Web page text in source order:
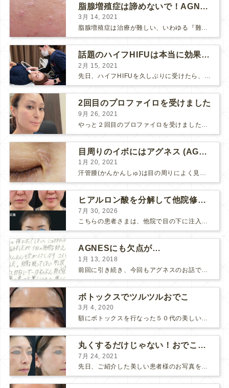
脂腺増殖症は諦めないで！AGNESアグネス治療でツルツル肌に！
3月 14, 2021
脂腺増殖症は治療が難しい、いわゆる『難治性イボ』です。 脂腺増殖症でググると、治療法として液体窒素、メスやパンチングによる外科的切除、炭酸ガスレーザーなどが出て来ますが、実際のところ、液体窒...
話題のハイフHIFUは本当に効果があるのか？
2月 15, 2021
先日、ハイフHIFUを久しぶりに受けたら、顔の調子がとても良い感じです♪ 私はハイフHIFU後はいつも３日位、人には気付かれない程度に軽く腫れて、その後、グングンと顔が引き締まります。 ...
2回目のプロファイロを受けました
9月 26, 2021
目周りのイボにはアグネス (AGNES）が効く！（ほぼ）ノーダウンタイムのイボ治療
1月 20, 2021
汗管腫(かんかんしゅ)は目の周りによく見られるいぼです。 以前は炭酸ガスレーザーでイボ組織を削って（蒸散とかアブレーションと言います）治療していました。 汗管腫は治療しても再発しやすい難治...
ヒアルロン酸を分解して他院修正（目の下のチンダル現象とその補正）
7月 30, 2026
こちらの患者さまは、他院で目の下に注入したヒアルロン酸がチンダル現象を起こしていたため、 ヒアルロン酸を分解する薬（ヒアルロニダーゼ）で分解してから 改めてヒアルロン酸を入れ直しました。 ...
AGNESにも欠点が…
1月 13, 2018
ボトックスでツルツルおでこ
3月 4, 2020
額にボトックスを行なった５０代の美しい女性です。 エイジングとともに横ジワが目立つようになって、 キメが乱れてツヤが無くなってきます。 ボトックスを額に注射すると 横ジワが目立たなくな...
丸くするだけじゃない！おでこのヒアルロン酸注射
7月 24, 2021
先日、ご紹介した美しい患者様のお写真を使わせていただいて、おでこのヒアルロン酸注射について説明します。 （≫ 写真の患者様の経過はこちら『２年間で若返って綺麗になられた患者様』） なぜおでこに...